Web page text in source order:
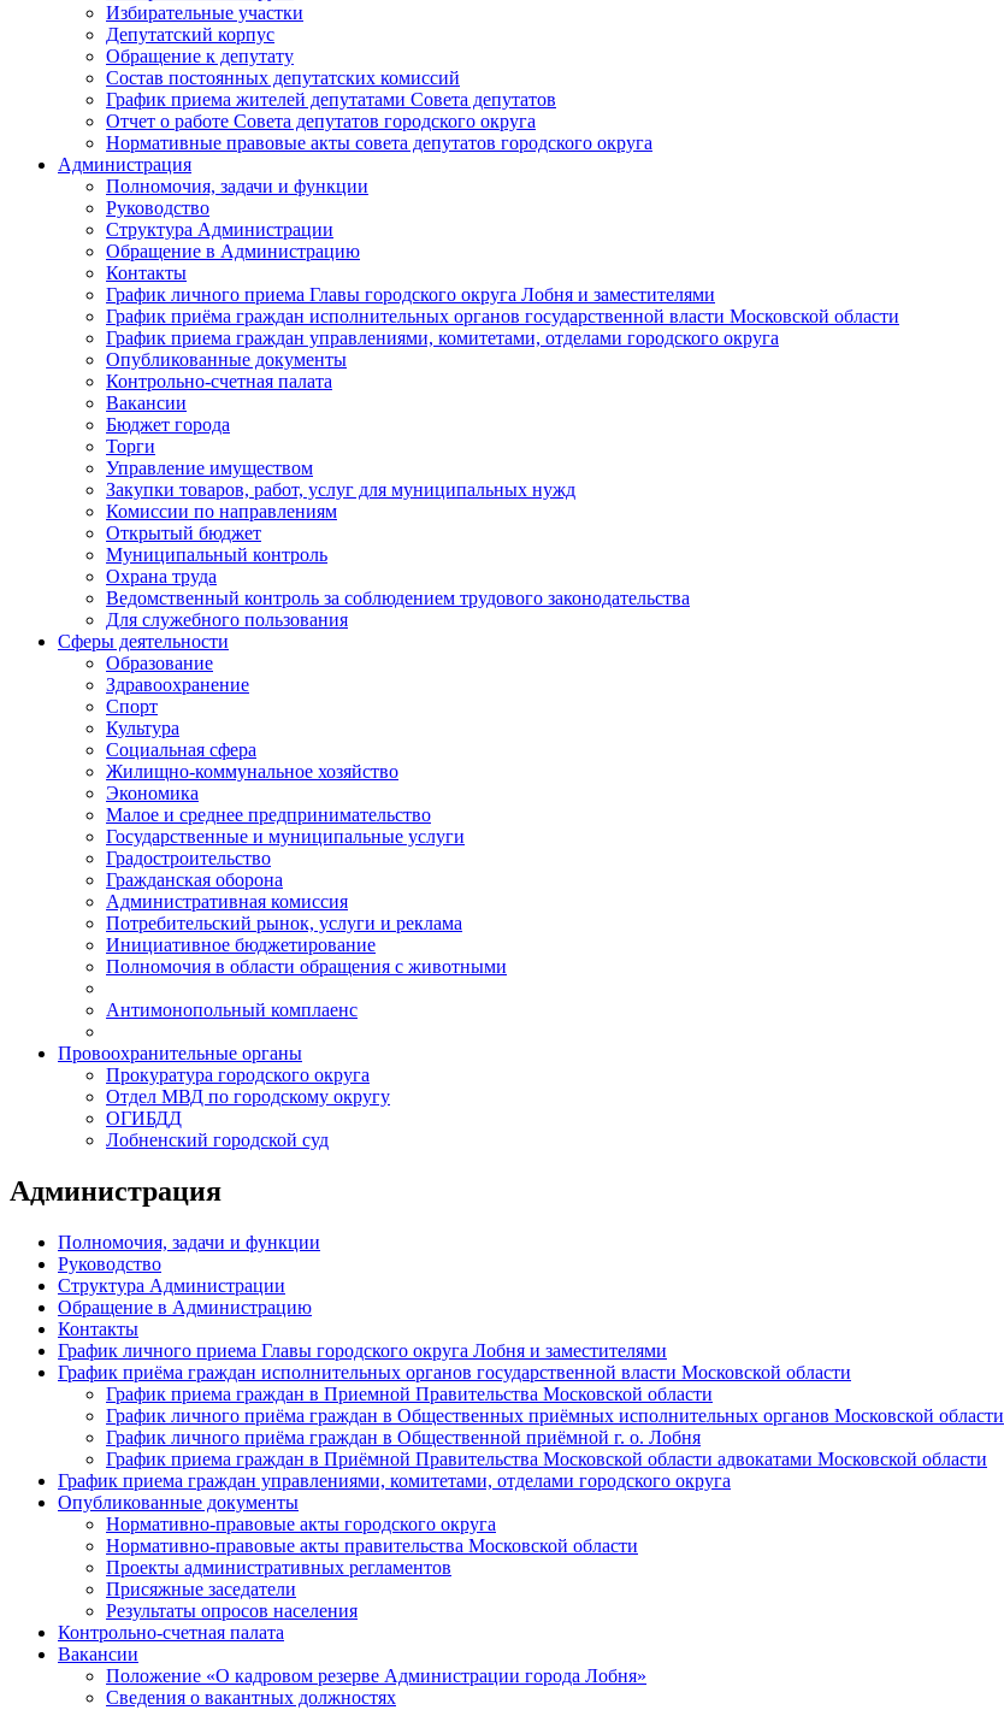
Избирательные участки
Депутатский корпус
Обращение к депутату
Состав постоянных депутатских комиссий
График приема жителей депутатами Совета депутатов
Отчет о работе Совета депутатов городского округа
Нормативные правовые акты совета депутатов городского округа
Администрация
Полномочия, задачи и функции
Руководство
Структура Администрации
Обращение в Администрацию
Контакты
График личного приема Главы городского округа Лобня и заместителями
График приёма граждан исполнительных органов государственной власти Московской области
График приема граждан управлениями, комитетами, отделами городского округа
Опубликованные документы
Контрольно-счетная палата
Вакансии
Бюджет города
Торги
Управление имуществом
Закупки товаров, работ, услуг для муниципальных нужд
Комиссии по направлениям
Открытый бюджет
Муниципальный контроль
Охрана труда
Ведомственный контроль за соблюдением трудового законодательства
Для служебного пользования
Сферы деятельности
Образование
Здравоохранение
Спорт
Культура
Социальная сфера
Жилищно-коммунальное хозяйство
Экономика
Малое и среднее предпринимательство
Государственные и муниципальные услуги
Градостроительство
Гражданская оборона
Административная комиссия
Потребительский рынок, услуги и реклама
Инициативное бюджетирование
Полномочия в области обращения с животными
Антимонопольный комплаенс
Провоохранительные органы
Прокуратура городского округа
Отдел МВД по городскому округу
ОГИБДД
Лобненский городской суд
Администрация
Полномочия, задачи и функции
Руководство
Структура Администрации
Обращение в Администрацию
Контакты
График личного приема Главы городского округа Лобня и заместителями
График приёма граждан исполнительных органов государственной власти Московской области
График приема граждан в Приемной Правительства Московской области
График личного приёма граждан в Общественных приёмных исполнительных органов Московской области
График личного приёма граждан в Общественной приёмной г. о. Лобня
График приема граждан в Приёмной Правительства Московской области адвокатами Московской области
График приема граждан управлениями, комитетами, отделами городского округа
Опубликованные документы
Нормативно-правовые акты городского округа
Нормативно-правовые акты правительства Московской области
Проекты административных регламентов
Присяжные заседатели
Результаты опросов населения
Контрольно-счетная палата
Вакансии
Положение «О кадровом резерве Администрации города Лобня»
Сведения о вакантных должностях